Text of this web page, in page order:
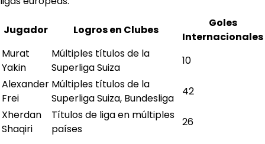
Jugador Logros en Clubes
Goles
Internacionales
Murat
Yakin
Múltiples títulos de la
Superliga Suiza
10
Alexander
Frei
Múltiples títulos de la
Superliga Suiza, Bundesliga
42
Xherdan
Shaqiri
Títulos de liga en múltiples
países
26